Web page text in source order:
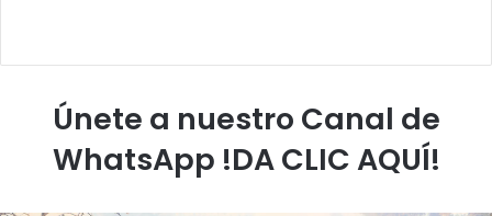
Únete a nuestro Canal de
WhatsApp !DA CLIC AQUÍ!